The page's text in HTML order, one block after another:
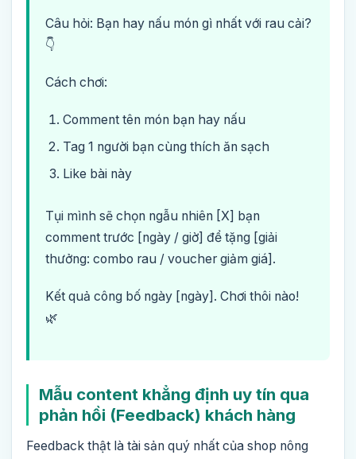
Câu hỏi: Bạn hay nấu món gì nhất với rau cải?
👇
Cách chơi:
Comment tên món bạn hay nấu
Tag 1 người bạn cùng thích ăn sạch
Like bài này
Tụi mình sẽ chọn ngẫu nhiên [X] bạn
comment trước [ngày / giờ] để tặng [giải
thưởng: combo rau / voucher giảm giá].
Kết quả công bố ngày [ngày]. Chơi thôi nào!
🌿
Mẫu content khẳng định uy tín qua
phản hồi (Feedback) khách hàng
Feedback thật là tài sản quý nhất của shop nông